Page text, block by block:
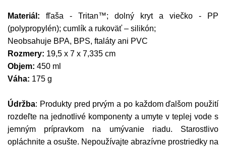
Materiál: fľaša - Tritan™; dolný kryt a viečko - PP
(polypropylén); cumlík a rukoväť – silikón;
Neobsahuje BPA, BPS, ftaláty ani PVC
Rozmery: 19,5 x 7 x 7,335 cm
Objem: 450 ml
Váha: 175 g
Údržba: Produkty pred prvým a po každom ďalšom použití
rozdeľte na jednotlivé komponenty a umyte v teplej vode s
jemným prípravkom na umývanie riadu. Starostlivo
opláchnite a osušte. Nepoužívajte abrazívne prostriedky na